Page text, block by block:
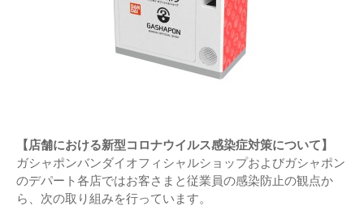
【店舗における新型コロナウイルス感染症対策について】
ガシャポンバンダイオフィシャルショップおよびガシャポン
のデパート各店ではお客さまと従業員の感染防止の観点か
ら、次の取り組みを行っています。